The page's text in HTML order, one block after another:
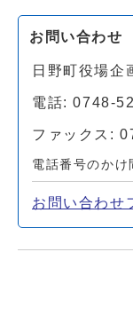
お問い合わせ
日野町役場企
電話: 0748-
ファックス:
電話番号のかけ
お問い合わせ